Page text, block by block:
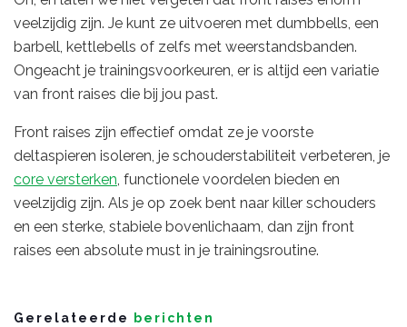
veelzijdig zijn. Je kunt ze uitvoeren met dumbbells, een
barbell, kettlebells of zelfs met weerstandsbanden.
Ongeacht je trainingsvoorkeuren, er is altijd een variatie
van front raises die bij jou past.
Front raises zijn effectief omdat ze je voorste
deltaspieren isoleren, je schouderstabiliteit verbeteren, je
core versterken, functionele voordelen bieden en
veelzijdig zijn. Als je op zoek bent naar killer schouders
en een sterke, stabiele bovenlichaam, dan zijn front
raises een absolute must in je trainingsroutine.
Gerelateerde berichten